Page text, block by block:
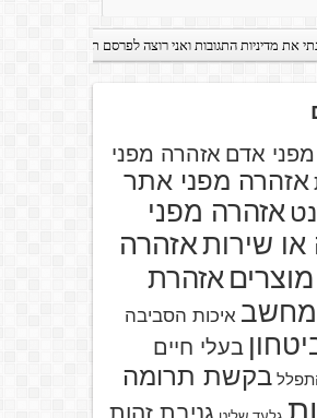
אדם אזהרה מפני
אזהרה מפני אתר
אזהרה מפני
שירותאזהרה
אזהרת
מחשב איכות הסביבה
בעלי חיים
בקשת תרומה